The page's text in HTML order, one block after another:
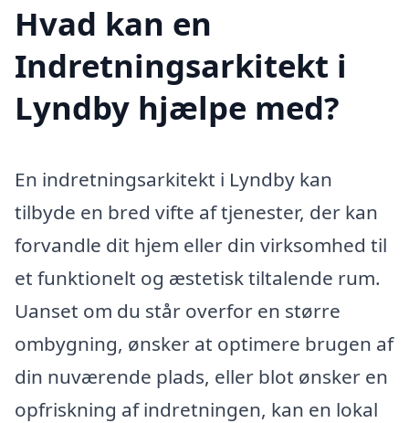
Hvad kan en
Indretningsarkitekt i
Lyndby hjælpe med?
En indretningsarkitekt i Lyndby kan
tilbyde en bred vifte af tjenester, der kan
forvandle dit hjem eller din virksomhed til
et funktionelt og æstetisk tiltalende rum.
Uanset om du står overfor en større
ombygning, ønsker at optimere brugen af
din nuværende plads, eller blot ønsker en
opfriskning af indretningen, kan en lokal